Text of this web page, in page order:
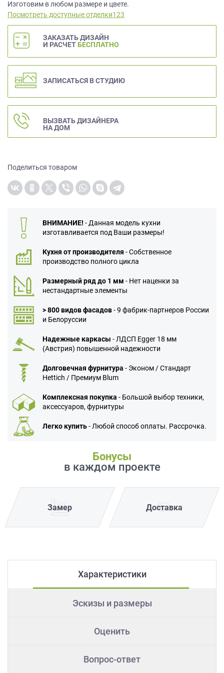
Изготовим в любом размере и цвете.
Посмотреть доступные отделки123
ЗАКАЗАТЬ ДИЗАЙН
И РАСЧЕТ БЕСПЛАТНО
ЗАПИСАТЬСЯ В СТУДИЮ
ВЫЗВАТЬ ДИЗАЙНЕРА
НА ДОМ
Поделиться товаром
ВНИМАНИЕ! - Данная модель кухни
изготавливается под Ваши размеры!
Кухня от производителя - Собственное
производство полного цикла
Размерный ряд до 1 мм - Нет наценки за
нестандартные элементы
> 800 видов фасадов- 9 фабрик-партнеров России
и Белоруссии
Надежные каркасы - ЛДСП Egger 18 мм
(Австрия) повышенной надежности
Долговечная фурнитура - Эконом / Стандарт
Hettich / Премиум Blum
Комплексная покупка - Большой выбор техники,
аксессуаров, фурнитуры
Легко купить- Любой способ оплаты. Рассрочка.
Бонусы
в каждом проекте
Замер Доставка
Характеристики
Эскизы и размеры
Оценить
Вопрос-ответ
данных.